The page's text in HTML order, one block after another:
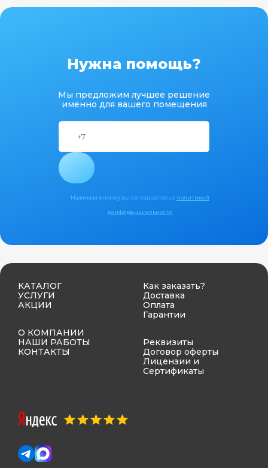
Нужна помощь?
Мы предложим лучшее решение
именно для вашего помещения
Нажимая кнопку вы соглашаетесь с политикой
конфиденциальности
КАТАЛОГ
УСЛУГИ
АКЦИИ
О КОМПАНИИ
НАШИ РАБОТЫ
КОНТАКТЫ
Как заказать?
Доставка
Оплата
Гарантии
Реквизиты
Договор оферты
Лицензии и
Сертификаты